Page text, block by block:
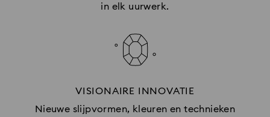
in elk uurwerk.
VISIONAIRE INNOVATIE
Nieuwe slijpvormen, kleuren en technieken